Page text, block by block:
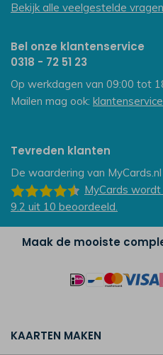
Bekijk alle veelgestelde vragen
Bel onze klantenservice
0318 - 72 51 23
Op werkdagen van 09:00 tot
Mailen mag ook:
Tevreden klanten
De waardering van MyCards.nl
MyCards wordt
9.2 uit 10 beoordeeld.
Maak de mooiste
KAARTEN MAKEN